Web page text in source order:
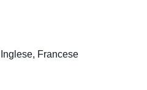
Francese